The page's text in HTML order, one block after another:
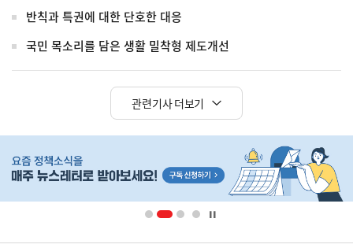
반칙과 특권에 대한 단호한 대응
국민 목소리를 담은 생활 밀착형 제도개선
관련기사 더보기
단
배
영